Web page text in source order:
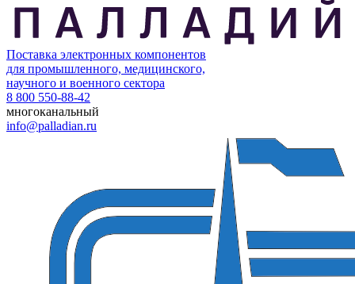
Поставка электронных компонентов
для промышленного, медицинского,
научного и военного сектора
8 800 550-88-42
многоканальный
info@palladian.ru